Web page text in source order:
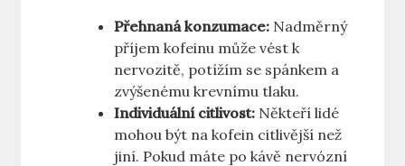
Přehnaná konzumace: Nadměrný
příjem kofeinu může vést k
nervozitě, potížím se spánkem a
zvýšenému krevnímu tlaku.
Individuální citlivost: Někteří lidé
mohou být na kofein citlivější než
jiní. Pokud máte po kávě nervózní